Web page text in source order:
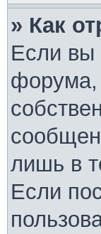
» Как
Если вы
форума,
лишь в
Если